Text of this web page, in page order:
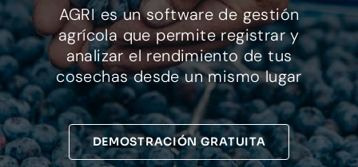
PRUEBA GRATIS
AGRI es un software de gestión
agrícola que permite registrar y
analizar el rendimiento de tus
cosechas desde un mismo lugar
DEMOSTRACIÓN GRATUITA